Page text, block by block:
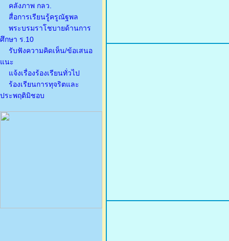
คลังภาพ กลว.
สื่อการเรียนรู้ครูณัฐพล
พระบรมราโชบายด้านการ
ศึกษา ร.10
รับฟังความคิดเห็น/ข้อเสนอ
แนะ
แจ้งเรื่องร้องเรียนทั่วไป
ร้องเรียนการทุจริตและ
ประพฤติมิชอบ